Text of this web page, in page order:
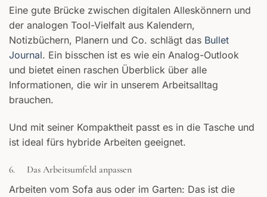
Eine gute Brücke zwischen digitalen Alleskönnern und
der analogen Tool-Vielfalt aus Kalendern,
Notizbüchern, Planern und Co. schlägt das Bullet
Journal. Ein bisschen ist es wie ein Analog-Outlook
und bietet einen raschen Überblick über alle
Informationen, die wir in unserem Arbeitsalltag
brauchen.
Und mit seiner Kompaktheit passt es in die Tasche und
ist ideal fürs hybride Arbeiten geeignet.
6. Das Arbeitsumfeld anpassen
Arbeiten vom Sofa aus oder im Garten: Das ist die